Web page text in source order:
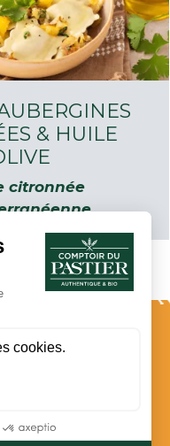
& HUILE
citronnée